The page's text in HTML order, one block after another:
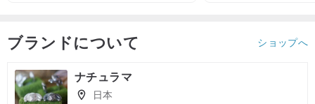
ブランドについて ショップへ
ナチュラマ
日本